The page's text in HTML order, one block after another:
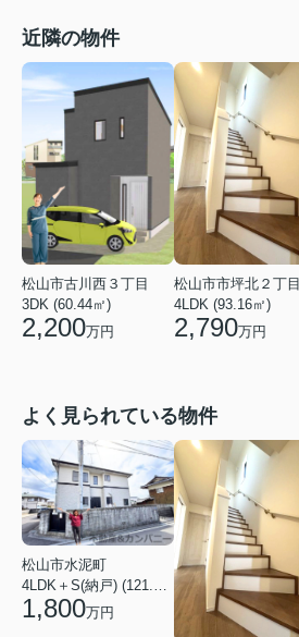
近隣の物件
松山市古川西３丁目
3DK (60.44㎡)
2,200万円
松山市市坪北２丁目
4LDK (93.16㎡)
2,790万円
よく見られている物件
松山市水泥町
4LDK＋S(納戸) (121.00㎡)
1,800万円